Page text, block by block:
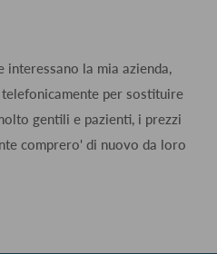
la mia azienda,
per sostituire
gentili e pazienti, i prezzi
comprero' di nuovo da loro